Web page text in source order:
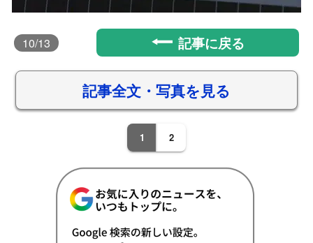
10/13 記事に戻る
記事全文・写真を見る
1 2